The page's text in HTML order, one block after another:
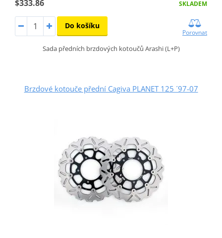
$333.86 SKLADEM
Do košíku
Porovnat
Sada předních brzdových kotoučů Arashi (L+P)
Brzdové kotouče přední Cagiva PLANET 125 ´97-07